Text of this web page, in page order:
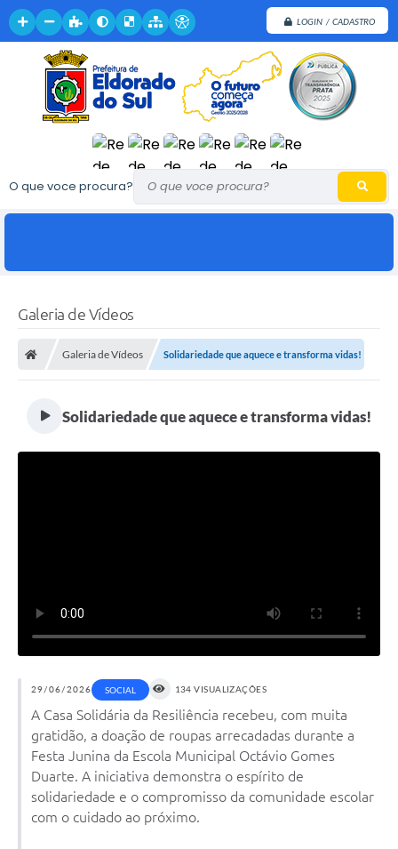
LOGIN / CADASTRO
O que voce procura?
Galeria de Vídeos
Galeria de Vídeos Solidariedade que aquece e transforma vidas!
Solidariedade que aquece e transforma vidas!
29/06/2026 SOCIAL 134 VISUALIZAÇÕES
A Casa Solidária da Resiliência recebeu, com muita
gratidão, a doação de roupas arrecadadas durante a
Festa Junina da Escola Municipal Octávio Gomes
Duarte. A iniciativa demonstra o espírito de
solidariedade e o compromisso da comunidade escolar
com o cuidado ao próximo.